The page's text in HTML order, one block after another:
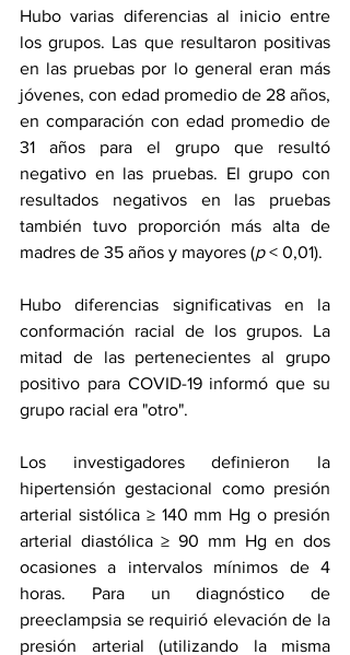
Hubo varias diferencias al inicio entre
los grupos. Las que resultaron positivas
en las pruebas por lo general eran más
jóvenes, con edad promedio de 28 años,
en comparación con edad promedio de
31 años para el grupo que resultó
negativo en las pruebas. El grupo con
resultados negativos en las pruebas
también tuvo proporción más alta de
madres de 35 años y mayores (p < 0,01).
Hubo diferencias significativas en la
conformación racial de los grupos. La
mitad de las pertenecientes al grupo
positivo para COVID-19 informó que su
grupo racial era "otro".
Los investigadores definieron la
hipertensión gestacional como presión
arterial sistólica ≥ 140 mm Hg o presión
arterial diastólica ≥ 90 mm Hg en dos
ocasiones a intervalos mínimos de 4
horas. Para un diagnóstico de
preeclampsia se requirió elevación de la
presión arterial (utilizando la misma